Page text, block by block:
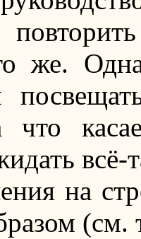
же.
что
всё-
на
(см.